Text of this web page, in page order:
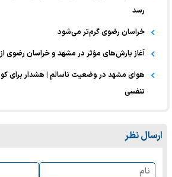
رسد
خراسان رضوی گرم‌تر می‌شود
آغاز بارش‌های مؤثر در مشهد و خراسان رضوی از ۱۰ آذرماه
هوای مشهد در وضعیت ناسالم | هشدار برای
تنفسی
ارسال نظر